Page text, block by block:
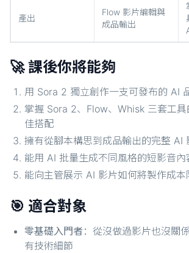
產出
Flow 影片編輯與
成品輸出
🚀 課後你將能夠
用 Sora 2 獨立創作一支可發布的 AI
掌握 Sora 2、Flow、Whisk 三套工
佳搭配
擁有從腳本構思到成品輸出的完整 AI
能用 AI 批量生成不同風格的短影音內
能向主管展示 AI 影片如何將製作成
🎯 適合對象
零基礎入門者 ：從沒做過影片也沒關
有技術細節